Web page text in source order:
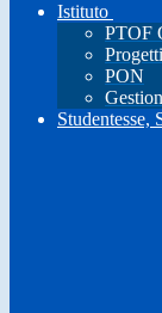
Istituto
PTOF
PON
Studentesse,